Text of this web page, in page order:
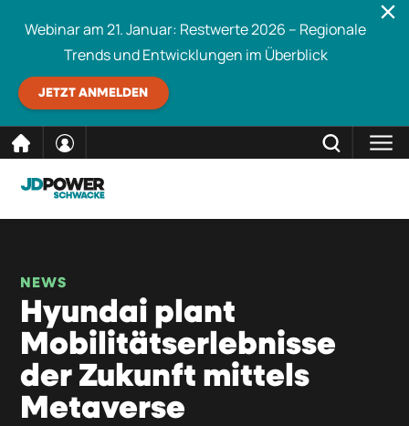
Inhalt
Webinar am 21. Januar: Restwerte 2026 – Regionale
Trends und Entwicklungen im Überblick
JETZT ANMELDEN
NEWS
Hyundai plant
Mobilitätserlebnisse
der Zukunft mittels
Metaverse